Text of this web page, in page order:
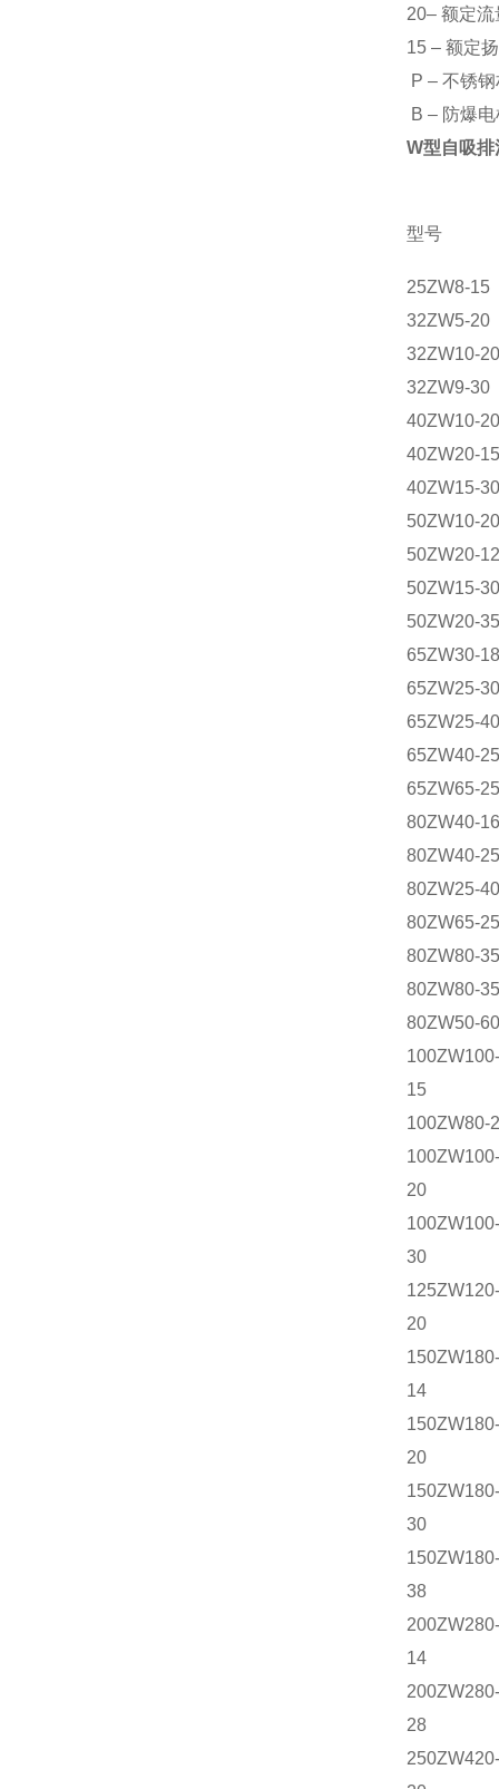
20– 额定流
15 – 额定
P – 不锈
B – 防爆电
W型自吸
型号
25ZW8-15
32ZW5-20
32ZW10-20
32ZW9-30
40ZW10-20
40ZW20-15
40ZW15-30
50ZW10-20
50ZW20-12
50ZW15-30
50ZW20-35
65ZW30-18
65ZW25-30
65ZW25-40
65ZW40-25
65ZW65-25
80ZW40-16
80ZW40-25
80ZW25-40
80ZW65-25
80ZW80-35
80ZW80-35
80ZW50-60
100ZW100-
15
100ZW80-
100ZW100-
20
100ZW100-
30
125ZW120-
20
150ZW180-
14
150ZW180-
20
150ZW180-
30
150ZW180-
38
200ZW280-
14
200ZW280-
28
250ZW420-